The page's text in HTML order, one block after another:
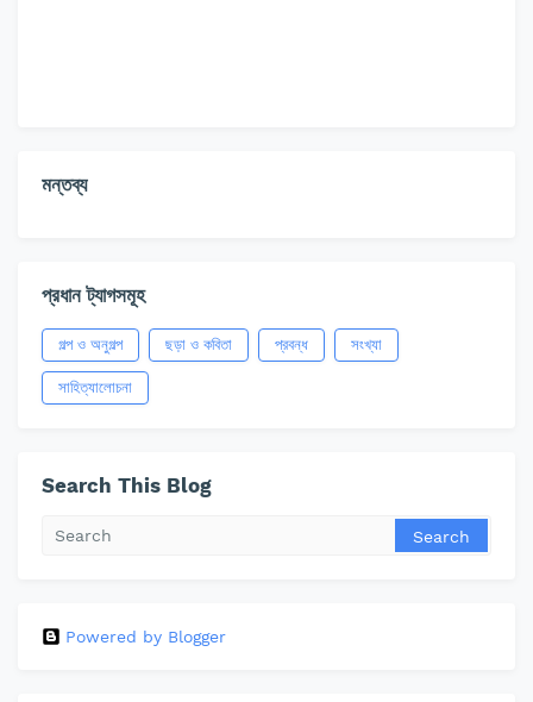
মন্তব্য
প্রধান ট্যাগসমূহ
গল্প ও অনুগল্প ছড়া ও কবিতা প্রবন্ধ সংখ্যা
সাহিত্যালোচনা
Search This Blog
Powered by Blogger